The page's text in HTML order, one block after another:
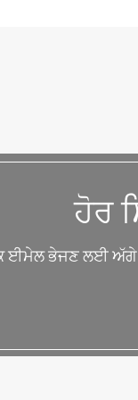
ਹੋਰ
ਈਮੇਲ ਭੇਜਣ ਲਈ ਅੱਗੇ